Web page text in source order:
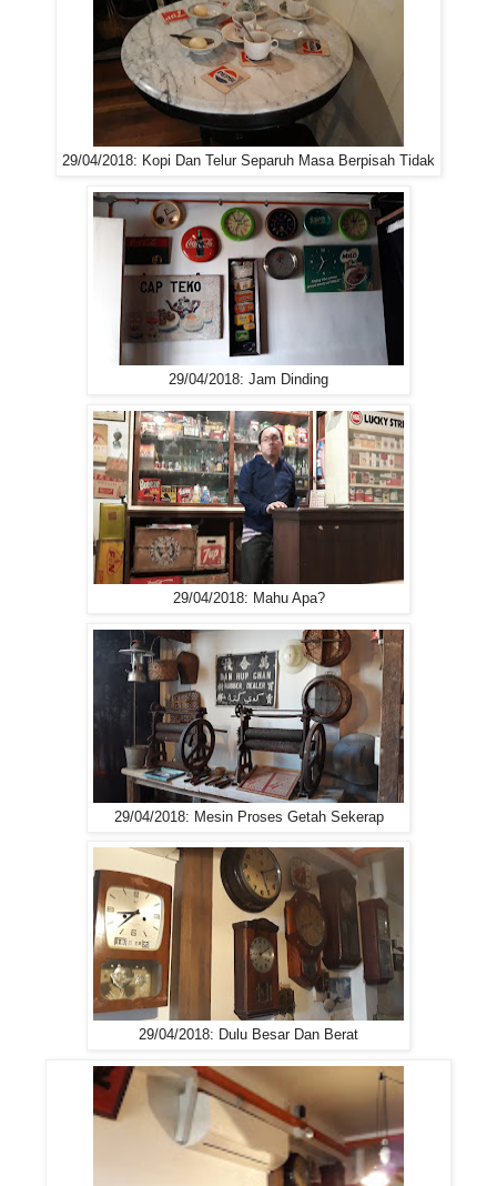
29/04/2018: Kopi Dan Telur Separuh Masa Berpisah Tidak
29/04/2018: Jam Dinding
29/04/2018: Mahu Apa?
29/04/2018: Mesin Proses Getah Sekerap
29/04/2018: Dulu Besar Dan Berat